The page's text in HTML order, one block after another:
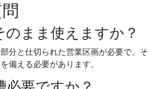
のまま使えますか？
分と仕切られた営業区画が必要で、そ
備える必要があります。